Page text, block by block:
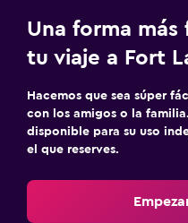
Una forma
tu viaje a Fort
Hacemos que sea súper
con los amigos o la
disponible para su uso
el que reserves.